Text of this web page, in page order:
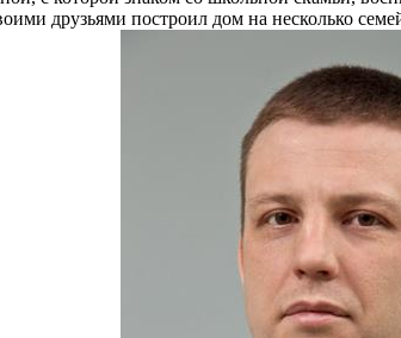
друзьями построил дом на несколько